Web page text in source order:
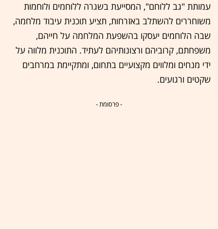
עמותת "גב ללוחם", המסייעת בשגרה ללוחמים ולוחמות
משוחררים להשתלב באזרחות, תציע תוכנית עיבוד מלחמה,
שבה הלוחמים יעסקו בהשפעת המלחמה על חייהם,
משפחתם, קרוביהם ורצונותיהם לעתיד. התוכנית מלווה על
ידי מנחים ומלווים מקצועיים בתחום, ומתקיימת במרחבים
שקטים ורגועים.
- פרסומת -